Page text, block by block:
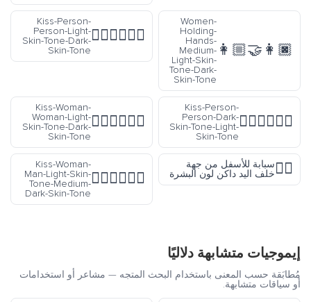
👩🏼‍🤝‍👩🏿
Women-
Holding-
Hands-
Medium-
Light-Skin-
Tone-Dark-
Skin-Tone
🧑🏻‍❤️‍💋‍🧑🏿
Kiss-Person-
Person-Light-
Skin-Tone-Dark-
Skin-Tone
🧑🏿‍❤️‍💋‍🧑🏻
Kiss-Person-
Person-Dark-
Skin-Tone-Light-
Skin-Tone
👩🏻‍❤️‍💋‍👩🏿
Kiss-Woman-
Woman-Light-
Skin-Tone-Dark-
Skin-Tone
👇🏿سبابة للأسفل من جهة
خلف اليد داكن لون البشرة
👩🏻‍❤️‍💋‍👨🏾
Kiss-Woman-
Man-Light-Skin-
Tone-Medium-
Dark-Skin-Tone
إيموجيات متشابهة دلاليًا
مُطابَقة حسب المعنى باستخدام البحث المتجه — مشاعر أو استخدامات
أو سياقات متشابهة.